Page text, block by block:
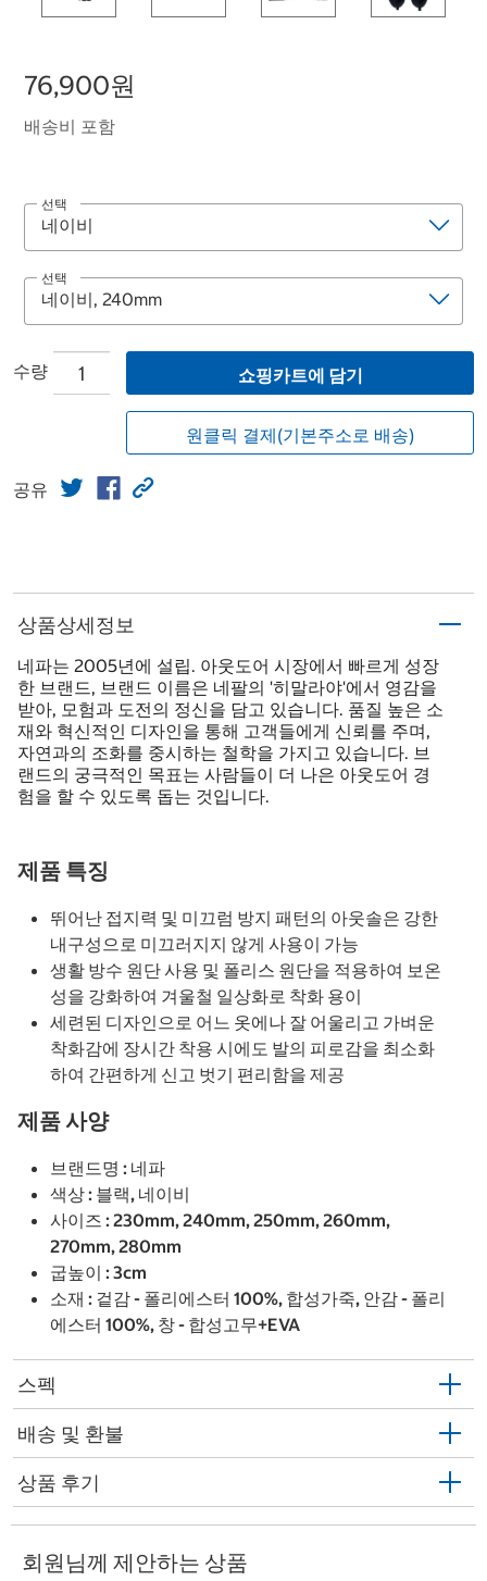
76,900원
배송비 포함
선택
선택
수량 쇼핑카트에 담기
원클릭 결제(기본주소로 배송)
공유
상품상세정보
네파는 2005년에 설립. 아웃도어 시장에서 빠르게 성장
한 브랜드, 브랜드 이름은 네팔의 '히말라야'에서 영감을
받아, 모험과 도전의 정신을 담고 있습니다. 품질 높은 소
재와 혁신적인 디자인을 통해 고객들에게 신뢰를 주며,
자연과의 조화를 중시하는 철학을 가지고 있습니다. 브
랜드의 궁극적인 목표는 사람들이 더 나은 아웃도어 경
험을 할 수 있도록 돕는 것입니다.
제품 특징
뛰어난 접지력 및 미끄럼 방지 패턴의 아웃솔은 강한
내구성으로 미끄러지지 않게 사용이 가능
생활 방수 원단 사용 및 폴리스 원단을 적용하여 보온
성을 강화하여 겨울철 일상화로 착화 용이
세련된 디자인으로 어느 옷에나 잘 어울리고 가벼운
착화감에 장시간 착용 시에도 발의 피로감을 최소화
하여 간편하게 신고 벗기 편리함을 제공
제품 사양
브랜드명 : 네파
색상 : 블랙, 네이비
사이즈 : 230mm, 240mm, 250mm, 260mm,
270mm, 280mm
굽높이 : 3cm
소재 : 겉감 - 폴리에스터 100%, 합성가죽, 안감 - 폴리
에스터 100%, 창 - 합성고무+EVA
스펙
배송 및 환불
상품 후기
회원님께 제안하는 상품